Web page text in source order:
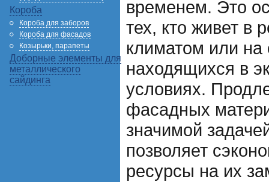
Короба
Короба для заборов
Короба для фасадов
Козырьки, парапеты
Доборные элементы для
металлического
сайдинга
временем. Это
тех, кто живет в
климатом или на
находящихся в
условиях.
фасадных
значимой
позволяет
ресурсы на их